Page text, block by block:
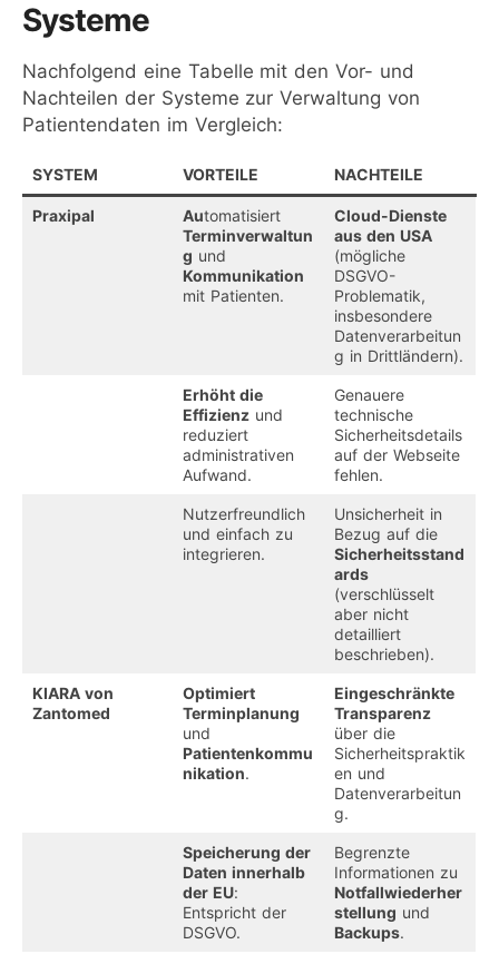
Systeme
Nachfolgend eine Tabelle mit den Vor- und
Nachteilen der Systeme zur Verwaltung von
Patientendaten im Vergleich:
SYSTEM VORTEILE NACHTEILE
Praxipal Automatisiert
Terminverwaltun
g und
Kommunikation
mit Patienten.
Cloud-Dienste
aus den USA
(mögliche
DSGVO-
Problematik,
insbesondere
Datenverarbeitun
g in Drittländern).
Erhöht die
Effizienz und
reduziert
administrativen
Aufwand.
Genauere
technische
Sicherheitsdetails
auf der Webseite
fehlen.
Nutzerfreundlich
und einfach zu
integrieren.
Unsicherheit in
Bezug auf die
Sicherheitsstand
ards
(verschlüsselt
aber nicht
detailliert
beschrieben).
KIARA von
Zantomed
Optimiert
Terminplanung
und
Patientenkommu
nikation.
Eingeschränkte
Transparenz
über die
Sicherheitspraktik
en und
Datenverarbeitun
g.
Speicherung der
Daten innerhalb
der EU:
Entspricht der
DSGVO.
Begrenzte
Informationen zu
Notfallwiederher
stellung und
Backups.